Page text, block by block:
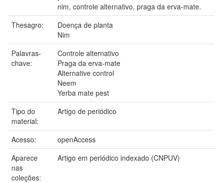
nim, controle alternativo, praga da erva-mate.
Thesagro:
Doença de planta
Nim
Palavras-
chave:
Controle alternativo
Praga da erva-mate
Alternative control
Neem
Yerba mate pest
Tipo do
material:
Artigo de periódico
Acesso:
openAccess
Aparece
nas
coleções:
Artigo em periódico indexado (CNPUV)